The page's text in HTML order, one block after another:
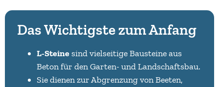
Das Wichtigste zum Anfang
L-Steinesind vielseitige Bausteine aus
Beton für den Garten- und Landschaftsbau.
Sie dienen zur Abgrenzung von Beeten,